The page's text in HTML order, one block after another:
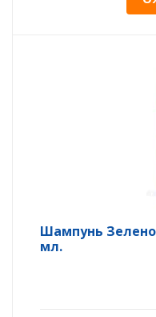
Шампунь
мл.